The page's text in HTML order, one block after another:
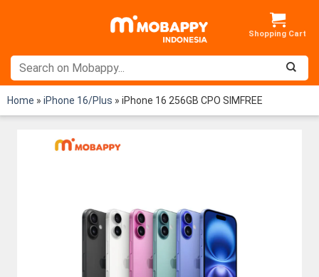
Home » iPhone 16/Plus » iPhone 16 256GB CPO SIMFREE